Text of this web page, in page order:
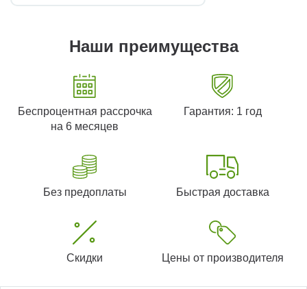
Наши преимущества
Беспроцентная рассрочка
на 6 месяцев
Гарантия: 1 год
Без предоплаты Быстрая доставка
Скидки Цены от производителя